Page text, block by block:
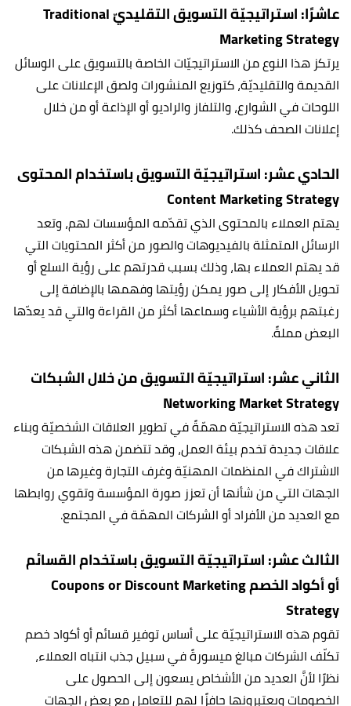
عاشرًا: استراتيجيّة التسويق التقليديّ Traditional
Marketing Strategy
يرتكز هذا النوع من الاستراتيجيّات الخاصة بالتسويق على الوسائل
القديمة والتقليديّة، كتوزيع المنشورات ولصق الإعلانات على
اللوحات في الشوارع، والتلفاز والراديو أو الإذاعة أو من خلال
إعلانات الصحف كذلك.
الحادي عشر: استراتيجيّة التسويق باستخدام المحتوى
Content Marketing Strategy
يهتم العملاء بالمحتوى الذي تقدّمه المؤسسات لهم، وتعد
الرسائل المتمثلة بالفيديوهات والصور من أكثر المحتويات التي
قد يهتم العملاء بها، وذلك بسبب قدرتهم على رؤية السلع أو
تحويل الأفكار إلى صور يمكن رؤيتها وفهمها بالإضافة إلى
رغبتهم برؤية الأشياء وسماعها أكثر من القراءة والتي قد يعدّها
البعض مملةً.
الثاني عشر: استراتيجيّة التسويق من خلال الشبكات
Networking Market Strategy
تعد هذه الاستراتيجيّة مهمّةً في تطوير العلاقات الشخصيّة وبناء
علاقات جديدة تخدم بيئة العمل، وقد تتضمن هذه الشبكات
الاشتراك في المنظمات المهنيّة وغرف التجارة وغيرها من
الجهات التي من شأنها أن تعزز صورة المؤسسة وتقوي روابطها
مع العديد من الأفراد أو الشركات المهمّة في المجتمع.
الثالث عشر: استراتيجيّة التسويق باستخدام القسائم
أو أكواد الخصم Coupons or Discount Marketing
Strategy
تقوم هذه الاستراتيجيّة على أساس توفير قسائم أو أكواد خصم
تكلّف الشركات مبالغ ميسورةً في سبيل جذب انتباه العملاء،
نظرًا لأنَّ العديد من الأشخاص يسعون إلى الحصول على
الخصومات ويعتبرونها حافزًا لهم للتعامل مع بعض الجهات